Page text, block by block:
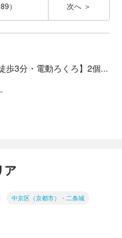
） 次へ
歩3分・電動ろくろ】2個...
ア
中京区（京都市）・二条城